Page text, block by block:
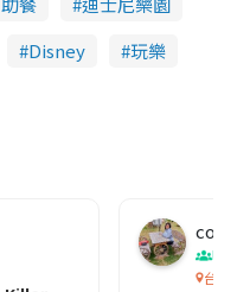
Disney
玩樂
co
吹
台灣